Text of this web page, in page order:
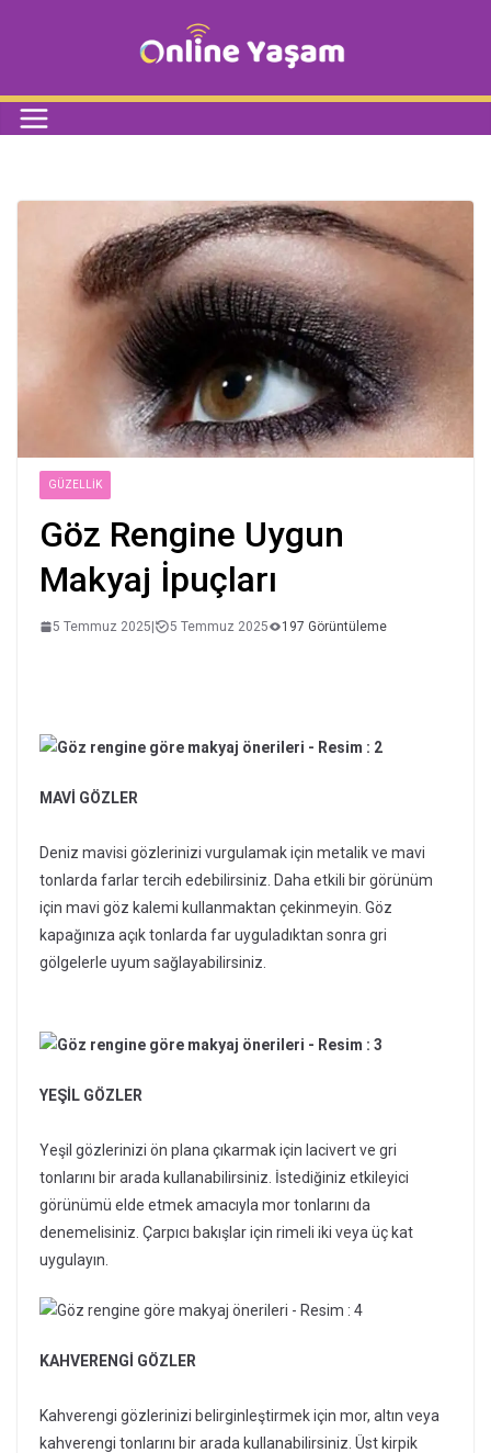
GÜZELLIK
Göz Rengine Uygun
Makyaj İpuçları
5 Temmuz 2025| 5 Temmuz 2025 197 Görüntüleme
MAVİ GÖZLER
Deniz mavisi gözlerinizi vurgulamak için metalik ve mavi
tonlarda farlar tercih edebilirsiniz. Daha etkili bir görünüm
için mavi göz kalemi kullanmaktan çekinmeyin. Göz
kapağınıza açık tonlarda far uyguladıktan sonra gri
gölgelerle uyum sağlayabilirsiniz.
YEŞİL GÖZLER
Yeşil gözlerinizi ön plana çıkarmak için lacivert ve gri
tonlarını bir arada kullanabilirsiniz. İstediğiniz etkileyici
görünümü elde etmek amacıyla mor tonlarını da
denemelisiniz. Çarpıcı bakışlar için rimeli iki veya üç kat
uygulayın.
KAHVERENGİ GÖZLER
Kahverengi gözlerinizi belirginleştirmek için mor, altın veya
kahverengi tonlarını bir arada kullanabilirsiniz. Üst kirpik